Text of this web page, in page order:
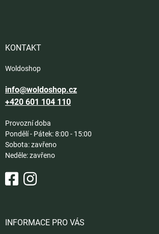
KONTAKT
Woldoshop
info@woldoshop.cz
+420 601 104 110
Provozní doba
Pondělí - Pátek: 8:00 - 15:00
Sobota: zavřeno
Neděle: zavřeno
INFORMACE PRO VÁS